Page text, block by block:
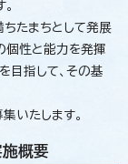
ちたまちとして発展
個性と能力を発揮
目指して、その基
いたします。
施概要